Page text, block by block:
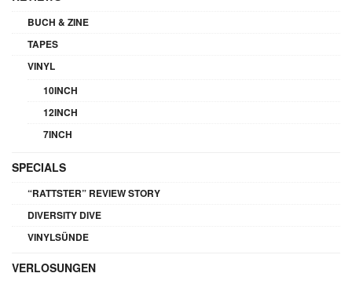
BUCH & ZINE
TAPES
VINYL
10INCH
12INCH
7INCH
SPECIALS
“RATTSTER” REVIEW STORY
DIVERSITY DIVE
VINYLSÜNDE
VERLOSUNGEN